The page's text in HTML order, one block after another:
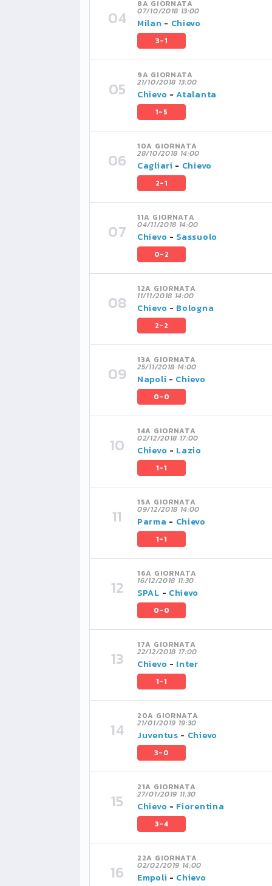
8A GIORNATA
07/10/2018 13:00
Milan - Chievo
3-1
9A GIORNATA
21/10/2018 13:00
Chievo -Atalanta
1-5
10A GIORNATA
28/10/2018 14:00
Cagliari - Chievo
2-1
11A GIORNATA
04/11/2018 14:00
Chievo - Sassuolo
0-2
12A GIORNATA
11/11/2018 14:00
Chievo - Bologna
2-2
13A GIORNATA
25/11/2018 14:00
Napoli - Chievo
0-0
14A GIORNATA
02/12/2018 17:00
Chievo - Lazio
1-1
15A GIORNATA
09/12/2018 14:00
Parma - Chievo
1-1
16A GIORNATA
16/12/2018 11:30
SPAL - Chievo
0-0
17A GIORNATA
22/12/2018 17:00
Chievo - Inter
1-1
20A GIORNATA
21/01/2019 19:30
Juventus - Chievo
3-0
21A GIORNATA
27/01/2019 11:30
Chievo - Fiorentina
3-4
22A GIORNATA
02/02/2019 14:00
Empoli - Chievo